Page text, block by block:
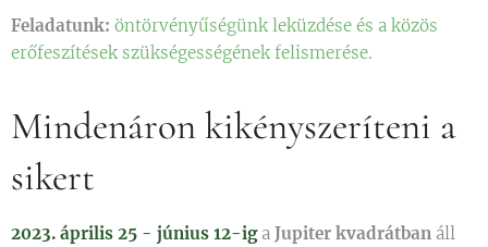
Feladatunk: öntörvényűségünk leküzdése és a közös
erőfeszítések szükségességének felismerése.
Mindenáron kikényszeríteni a
sikert
2023. április 25 - június 12-iga Jupiter kvadrátban áll